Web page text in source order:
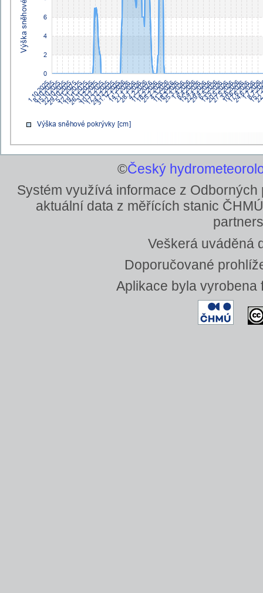
©Český
Systém využívá informace z
aktuální data z měřících stanic
Veškerá uváděná
Doporučované
Aplikace byla vyrobena